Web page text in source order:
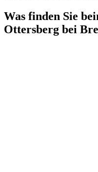
Was finden Sie
Ottersberg bei